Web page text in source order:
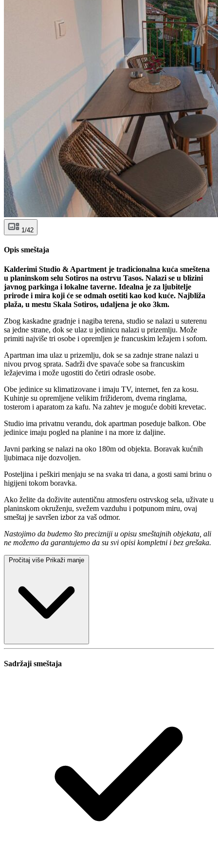
1/42
Opis smeštaja
Kalderimi Studio & Apartment je tradicionalna kuća smeštena
u planinskom selu Sotiros na ostrvu Tasos. Nalazi se u blizini
javnog parkinga i lokalne taverne. Idealna je za ljubitelje
prirode i mira koji će se odmah osetiti kao kod kuće. Najbliža
plaža, u mestu Skala Sotiros, udaljena je oko 3km.
Zbog kaskadne gradnje i nagiba terena, studio se nalazi u suterenu
sa jedne strane, dok se ulaz u jedinicu nalazi u prizemlju. Može
primiti najviše tri osobe i opremljen je francuskim ležajem i sofom.
Apartman ima ulaz u prizemlju, dok se sa zadnje strane nalazi u
nivou prvog sprata. Sadrži dve spavaće sobe sa francuskim
ležajevima i može ugostiti do četiri odrasle osobe.
Obe jedinice su klimatizovane i imaju TV, internet, fen za kosu.
Kuhinje su opremljene velikim frižiderom, dvema ringlama,
tosterom i aparatom za kafu. Na zahtev je moguće dobiti krevetac.
Studio ima privatnu verandu, dok apartman poseduje balkon. Obe
jedinice imaju pogled na planine i na more iz daljine.
Javni parking se nalazi na oko 180m od objekta. Boravak kućnih
ljubimaca nije dozvoljen.
Posteljina i peškiri menjaju se na svaka tri dana, a gosti sami brinu o
higijeni tokom boravka.
Ako želite da doživite autentičnu atmosferu ostrvskog sela, uživate u
planinskom okruženju, svežem vazduhu i potpunom miru, ovaj
smeštaj je savršen izbor za vaš odmor.
Nastojimo da budemo što precizniji u opisu smeštajnih objekata, ali
ne možemo da garantujemo da su svi opisi kompletni i bez grešaka.
Pročitaj više Prikaži manje
Sadržaji smeštaja